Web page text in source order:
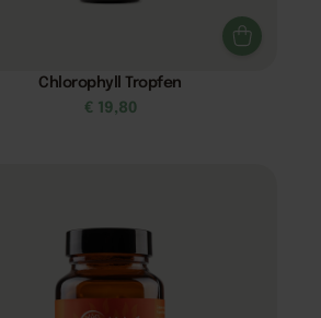
Chlorophyll Tropfen
€ 19,80